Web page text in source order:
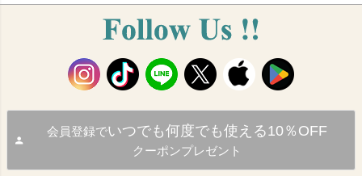
会員登録でいつでも何度でも使える10％OFF
クーポンプレゼント